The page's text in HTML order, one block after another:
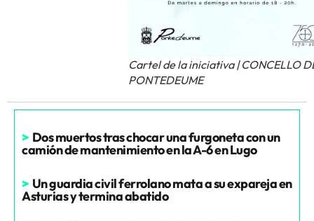
Cartel de la iniciativa | CONCELLO
PONTEDEUME
> Dos muertos tras chocar una furgoneta con un
camión de mantenimiento en la A-6 en Lugo
> Un guardia civil ferrolano mata a su expareja en
Asturias y termina abatido